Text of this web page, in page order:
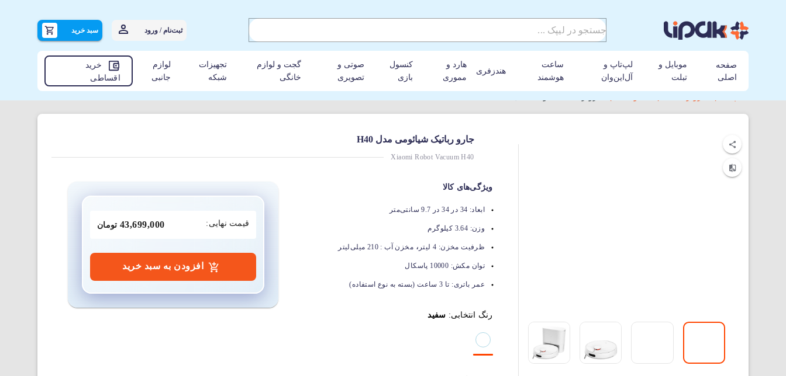
ثبت‌نام / ورود سبد خرید
صفحه
اصلی
موبایل و
تبلت
لپ‌تاپ و
آل‌این‌وان
ساعت
هوشمند
هندزفری
هارد و
مموری
کنسول
بازی
صوتی و
تصویری
گجت و لوازم
خانگی
تجهیزات
شبکه
لوازم
جانبی
خرید
اقساطی
جارو رباتیک شیائومی مدل H40
Xiaomi Robot Vacuum H40
ویژگی‌های کالا
ابعاد: 34 در 34 در 9.7 سانتی‌متر
وزن: 3.64 کیلوگرم
ظرفیت مخزن: 4 لیتر ، مخزن آب : 210 میلی‌لیتر
توان مکش: 10000 پاسکال
عمر باتری: تا 3 ساعت (بسته به نوع استفاده)
رنگ انتخابی: سفید
قیمت نهایی: تومان
افزودن به سبد خرید